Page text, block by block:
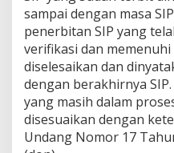
sampai dengan masa
penerbitan SIP yang
verifikasi dan
diselesaikan dan
dengan berakhirnya
yang masih dalam
disesuaikan dengan
Undang Nomor 17